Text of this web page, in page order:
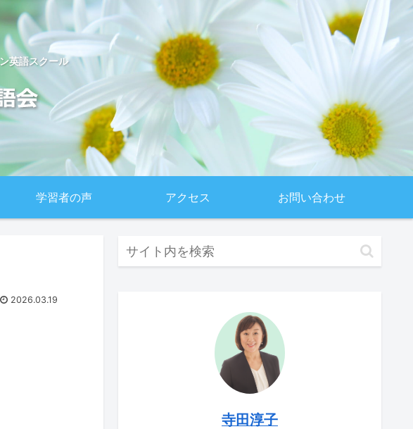
英語スクール
学習者の声 アクセス お問い合わせ
2026.03.19
寺田淳子